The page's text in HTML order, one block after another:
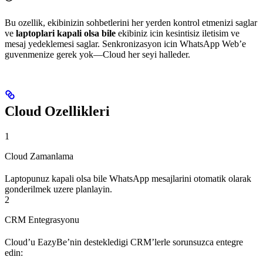
Bu ozellik, ekibinizin sohbetlerini her yerden kontrol etmenizi saglar
ve laptoplari kapali olsa bile ekibiniz icin kesintisiz iletisim ve
mesaj yedeklemesi saglar. Senkronizasyon icin WhatsApp Web’e
guvenmenize gerek yok—Cloud her seyi halleder.
Cloud Ozellikleri
1
Cloud Zamanlama
Laptopunuz kapali olsa bile WhatsApp mesajlarini otomatik olarak
gonderilmek uzere planlayin.
2
CRM Entegrasyonu
Cloud’u EazyBe’nin destekledigi CRM’lerle sorunsuzca entegre
edin: